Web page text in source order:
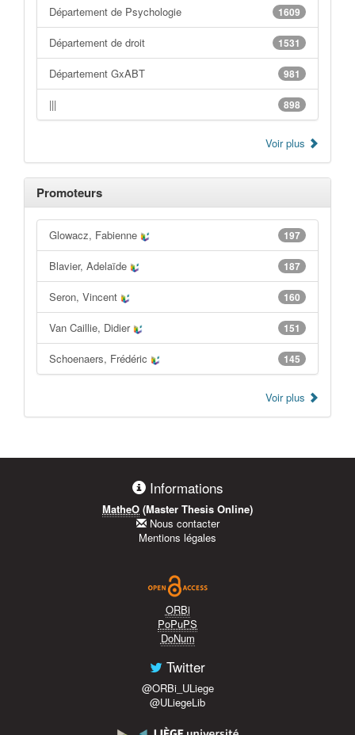
1609
Département de Psychologie
1531
Département de droit
981
Département GxABT
898
|||
Voir plus
Promoteurs
197
Glowacz, Fabienne
187
Blavier, Adelaïde
160
Seron, Vincent
151
Van Caillie, Didier
145
Schoenaers, Frédéric
Voir plus
Informations
MatheO (Master Thesis Online)
Nous contacter
Mentions légales
ORBi
PoPuPS
DoNum
Twitter
@ORBi_ULiege
@ULiegeLib